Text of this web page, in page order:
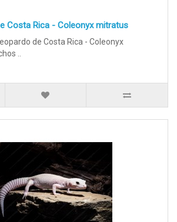
Costa Rica - Coleonyx mitratus
de Costa Rica - Coleonyx
..